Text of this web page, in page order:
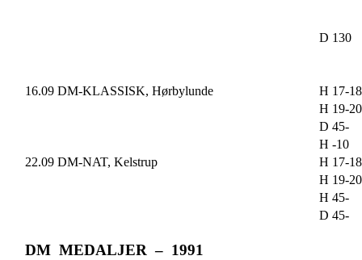
D 130
16.09 DM-KLASSISK, Hørbylunde
H 17-18
H 19-20
D 45-
H -10
22.09 DM-NAT, Kelstrup
H 17-18
H 19-20
H 45-
D 45-
DM MEDALJER – 1991